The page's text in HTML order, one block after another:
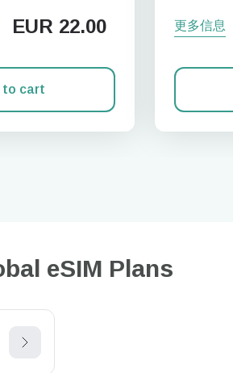
EUR 22.00
to cart
更多信息
eSIM Plans